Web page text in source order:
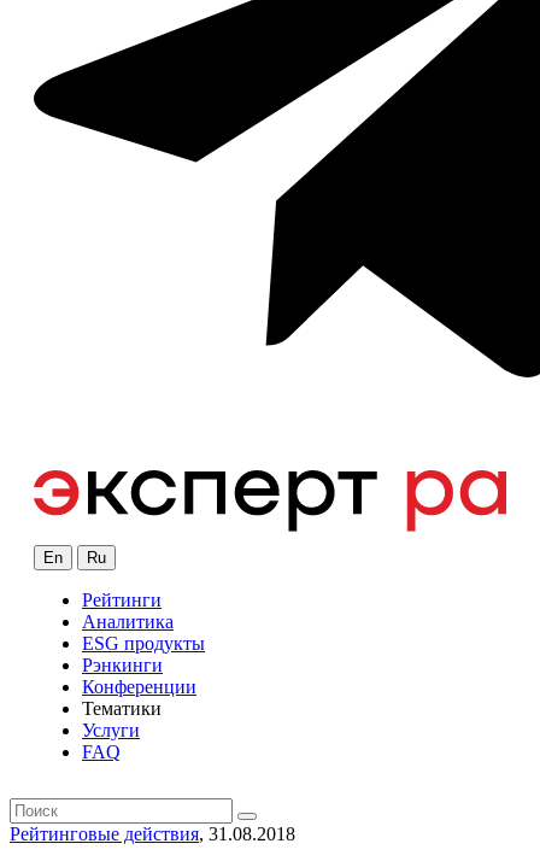
En Ru
Рейтинги
Аналитика
ESG продукты
Рэнкинги
Конференции
Тематики
Услуги
FAQ
Рейтинговые действия, 31.08.2018